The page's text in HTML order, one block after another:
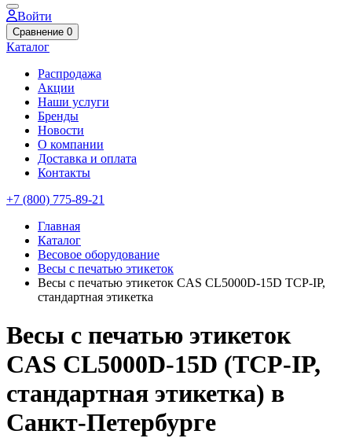
Войти
Сравнение 0
Каталог
Распродажа
Акции
Наши услуги
Бренды
Новости
О компании
Доставка и оплата
Контакты
+7 (800) 775-89-21
Главная
Каталог
Весовое оборудование
Весы с печатью этикеток
Весы с печатью этикеток CAS CL5000D-15D TCP-IP,
стандартная этикетка
Весы с печатью этикеток
CAS CL5000D-15D (TCP-IP,
стандартная этикетка) в
Санкт-Петербурге